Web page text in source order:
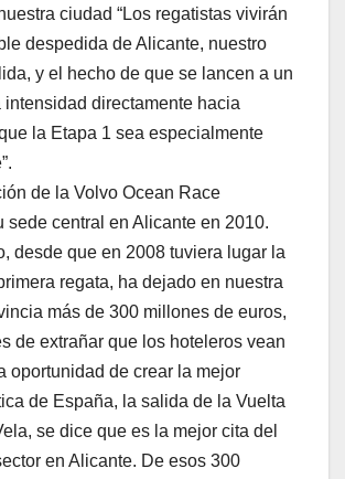
ciudad “Los regatistas vivirán
despedida de Alicante, nuestro
y el hecho de que se lancen a un
intensidad directamente hacia
la Etapa 1 sea especialmente
de la Volvo Ocean Race
sede central en Alicante en 2010.
desde que en 2008 tuviera lugar la
regata, ha dejado en nuestra
más de 300 millones de euros,
de extrañar que los hoteleros vean
oportunidad de crear la mejor
de España, la salida de la Vuelta
se dice que es la mejor cita del
en Alicante. De esos 300